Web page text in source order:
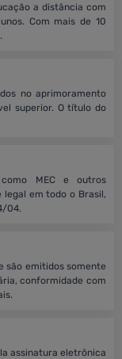
a distância com
Com mais de 10
no aprimoramento
superior. O título do
MEC e outros
legal em todo o Brasil,
04.
são emitidos somente
conformidade com
assinatura eletrônica